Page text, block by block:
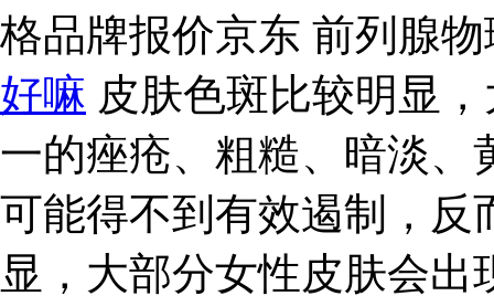
格品牌报价京东 前列腺
好嘛 皮肤色斑比较明显
一的痤疮、粗糙、暗淡、
可能得不到有效遏制，反
显，大部分女性皮肤会